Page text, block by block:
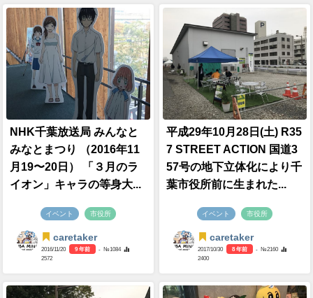
NHK千葉放送局 みんなと
みなとまつり （2016年11
月19〜20日） 「３月のラ
イオン」キャラの等身大...
イベント 市役所
caretaker
2016/11/20 9 年前
- №1084
2572
平成29年10月28日(土) R35
7 STREET ACTION 国道3
57号の地下立体化により千
葉市役所前に生まれた...
イベント 市役所
caretaker
2017/10/30 8 年前
- №2160
2400